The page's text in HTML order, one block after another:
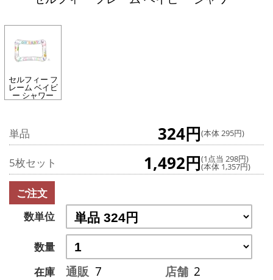
セルフィー フ
レーム ベイビ
ー シャワー
単品 324円(本体 295円)
5枚セット 1,492円(1点当 298円)
(本体 1,357円)
ご注文
数単位
数量
在庫
通販 7 店舗 2